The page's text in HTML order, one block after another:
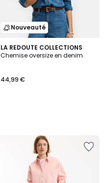
Nouveauté
LA REDOUTE COLLECTIONS
Chemise oversize en denim
44,99 €